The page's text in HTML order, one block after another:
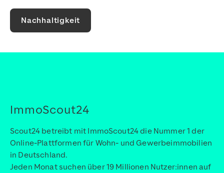
Nachhaltigkeit
ImmoScout24
Scout24 betreibt mit ImmoScout24 die Nummer 1 der
Online-Plattformen für Wohn- und Gewerbeimmobilien
in Deutschland.
Jeden Monat suchen über 19 Millionen Nutzer:innen auf